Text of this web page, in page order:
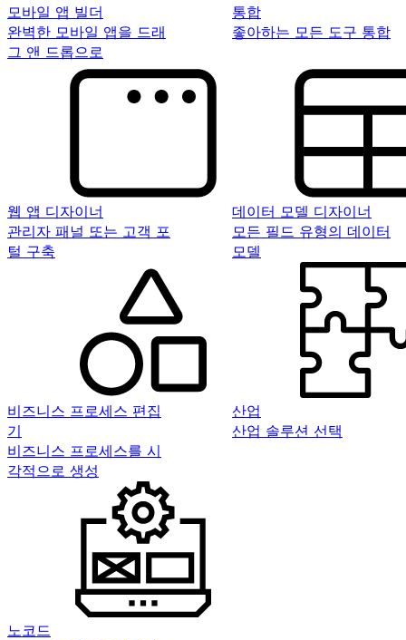
모바일 앱 빌더
완벽한 모바일 앱을 드래
그 앤 드롭으로
통합
좋아하는 모든 도구 통합
웹 앱 디자이너
관리자 패널 또는 고객 포
털 구축
데이터 모델 디자이너
모든 필드 유형의 데이터
모델
비즈니스 프로세스 편집
기
비즈니스 프로세스를 시
각적으로 생성
산업
산업 솔루션 선택
노코드